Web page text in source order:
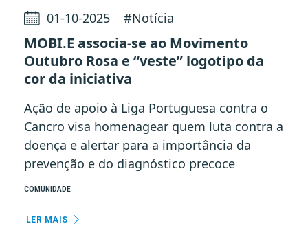
01-10-2025 #Notícia
MOBI.E associa-se ao Movimento
Outubro Rosa e “veste” logotipo da
cor da iniciativa
Ação de apoio à Liga Portuguesa contra o
Cancro visa homenagear quem luta contra a
doença e alertar para a importância da
prevenção e do diagnóstico precoce
COMUNIDADE
LER MAIS